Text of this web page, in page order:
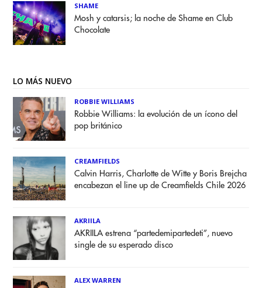
SHAME
Mosh y catarsis; la noche de Shame en Club
Chocolate
LO MÁS NUEVO
ROBBIE WILLIAMS
Robbie Williams: la evolución de un ícono del
pop británico
CREAMFIELDS
Calvin Harris, Charlotte de Witte y Boris Brejcha
encabezan el line up de Creamfields Chile 2026
AKRIILA
AKRIILA estrena “partedemipartedeti”, nuevo
single de su esperado disco
ALEX WARREN